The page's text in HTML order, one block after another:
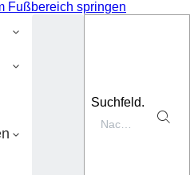
Fußbereich springen
Suchfeld.